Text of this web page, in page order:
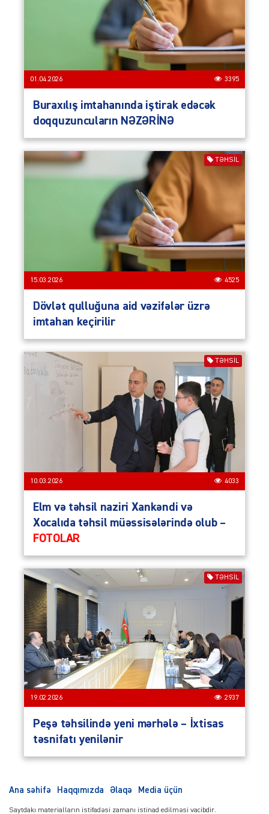
01.04.2026 3395
Buraxılış imtahanında iştirak edəcək
doqquzuncuların NƏZƏRİNƏ
TƏHSIL
15.03.2026 4525
Dövlət qulluğuna aid vəzifələr üzrə
imtahan keçirilir
TƏHSIL
10.03.2026 4033
Elm və təhsil naziri Xankəndi və
Xocalıda təhsil müəssisələrində olub –
FOTOLAR
TƏHSIL
19.02.2026 2937
Peşə təhsilində yeni mərhələ – İxtisas
təsnifatı yenilənir
Ana səhifə Haqqımızda Əlaqə Media üçün
Saytdakı materialların istifadəsi zamanı istinad edilməsi vacibdir.